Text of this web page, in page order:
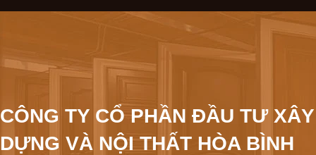
CÔNG TY CỔ PHẦN ĐẦU TƯ XÂY
DỰNG VÀ NỘI THẤT HÒA BÌNH